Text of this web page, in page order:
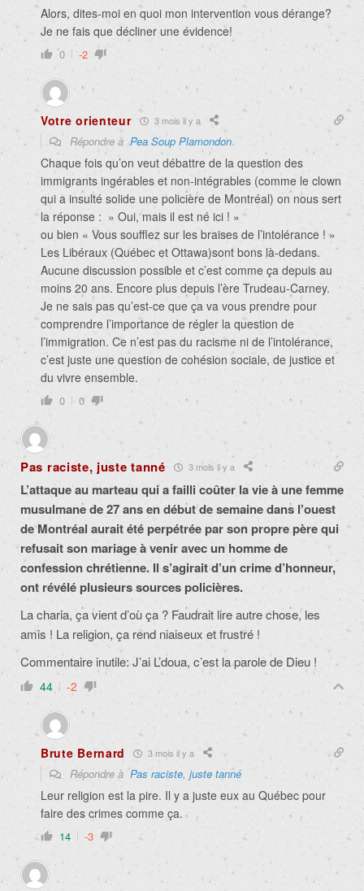
Alors, dites-moi en quoi mon intervention vous dérange?
Je ne fais que décliner une évidence!
0 -2
Votre orienteur 3 mois il y a
Répondre àPea Soup Plamondon
Chaque fois qu’on veut débattre de la question des
immigrants ingérables et non-intégrables (comme le clown
qui a insulté solide une policière de Montréal) on nous sert
la réponse : » Oui, mais il est né ici ! »
ou bien « Vous soufflez sur les braises de l’intolérance ! »
Les Libéraux (Québec et Ottawa)sont bons là-dedans.
Aucune discussion possible et c’est comme ça depuis au
moins 20 ans. Encore plus depuis l’ère Trudeau-Carney.
Je ne sais pas qu’est-ce que ça va vous prendre pour
comprendre l’importance de régler la question de
l’immigration. Ce n’est pas du racisme ni de l’intolérance,
c’est juste une question de cohésion sociale, de justice et
du vivre ensemble.
0 0
Pas raciste, juste tanné 3 mois il y a
L’attaque au marteau qui a failli coûter la vie à une femme
musulmane de 27 ans en début de semaine dans l’ouest
de Montréal aurait été perpétrée par son propre père qui
refusait son mariage à venir avec un homme de
confession chrétienne. Il s’agirait d’un crime d’honneur,
ont révélé plusieurs sources policières.
La charia, ça vient d’où ça ? Faudrait lire autre chose, les
amis ! La religion, ça rend niaiseux et frustré !
Commentaire inutile: J’ai L’doua, c’est la parole de Dieu !
44 -2
Brute Bernard 3 mois il y a
Répondre àPas raciste, juste tanné
Leur religion est la pire. Il y a juste eux au Québec pour
faire des crimes comme ça.
14 -3